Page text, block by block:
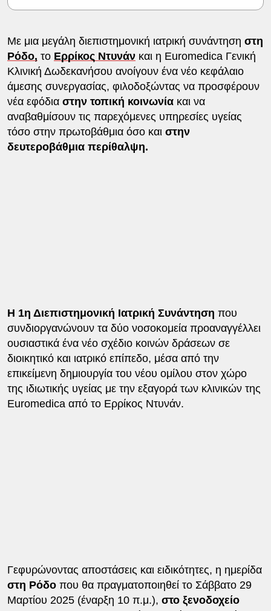
Με μια μεγάλη διεπιστημονική ιατρική συνάντηση στη
Ρόδο, το Ερρίκος Ντυνάν και η Euromedica Γενική
Κλινική Δωδεκανήσου ανοίγουν ένα νέο κεφάλαιο
άμεσης συνεργασίας, φιλοδοξώντας να προσφέρουν
νέα εφόδιαστην τοπική κοινωνία και να
αναβαθμίσουν τις παρεχόμενες υπηρεσίες υγείας
τόσο στην πρωτοβάθμια όσο και στην
δευτεροβάθμια περίθαλψη.
Η 1η Διεπιστημονική Ιατρική Συνάντηση που
συνδιοργανώνουν τα δύο νοσοκομεία προαναγγέλλει
ουσιαστικά ένα νέο σχέδιο κοινών δράσεων σε
διοικητικό και ιατρικό επίπεδο, μέσα από την
επικείμενη δημιουργία του νέου ομίλου στον χώρο
της ιδιωτικής υγείας με την εξαγορά των κλινικών της
Euromedica από το Ερρίκος Ντυνάν.
Γεφυρώνοντας αποστάσεις και ειδικότητες, η ημερίδα
στη Ρόδοπου θα πραγματοποιηθεί το Σάββατο 29
Μαρτίου 2025 (έναρξη 10 π.μ.), στο ξενοδοχείο